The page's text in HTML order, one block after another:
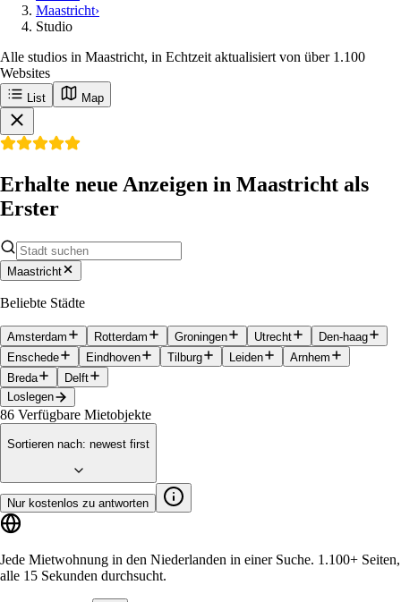
Maastricht›
Studio
Alle studios in Maastricht, in Echtzeit aktualisiert von über 1.100
Websites
List Map
Erhalte neue Anzeigen in Maastricht als
Erster
Maastricht
Beliebte Städte
Amsterdam Rotterdam Groningen Utrecht
Den-haag
Enschede
Eindhoven Tilburg Leiden
Arnhem
Breda
Delft
Loslegen
86 Verfügbare Mietobjekte
Sortieren nach: newest first
Nur kostenlos zu antworten
Jede Mietwohnung in den Niederlanden in einer Suche. 1.100+ Seiten,
alle 15 Sekunden durchsucht.